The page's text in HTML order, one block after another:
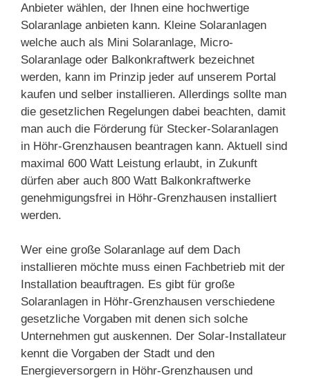
Anbieter wählen, der Ihnen eine hochwertige
Solaranlage anbieten kann. Kleine Solaranlagen
welche auch als Mini Solaranlage, Micro-
Solaranlage oder Balkonkraftwerk bezeichnet
werden, kann im Prinzip jeder auf unserem Portal
kaufen und selber installieren. Allerdings sollte man
die gesetzlichen Regelungen dabei beachten, damit
man auch die Förderung für Stecker-Solaranlagen
in Höhr-Grenzhausen beantragen kann. Aktuell sind
maximal 600 Watt Leistung erlaubt, in Zukunft
dürfen aber auch 800 Watt Balkonkraftwerke
genehmigungsfrei in Höhr-Grenzhausen installiert
werden.
Wer eine große Solaranlage auf dem Dach
installieren möchte muss einen Fachbetrieb mit der
Installation beauftragen. Es gibt für große
Solaranlagen in Höhr-Grenzhausen verschiedene
gesetzliche Vorgaben mit denen sich solche
Unternehmen gut auskennen. Der Solar-Installateur
kennt die Vorgaben der Stadt und den
Energieversorgern in Höhr-Grenzhausen und